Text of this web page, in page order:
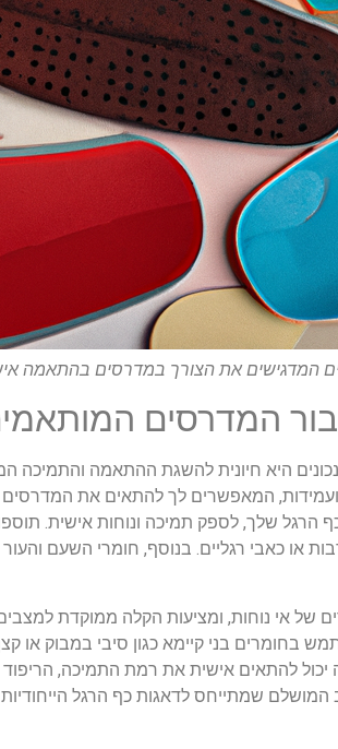
המדגישים את הצורך במדרסים בהתאמה
המדרסים
היא חיונית להשגת ההתאמה והתמיכה
המאפשרים לך להתאים את
הרגל שלך, לספק תמיכה ונוחות אישית.
או כאבי רגליים. בנוסף, חומרי השעם
של אי נוחות, ומציעות הקלה ממוקדת
בחומרים בני קיימא כגון סיבי במבוק או
שמתייחס לדאגות כף הרגל הייחודיות